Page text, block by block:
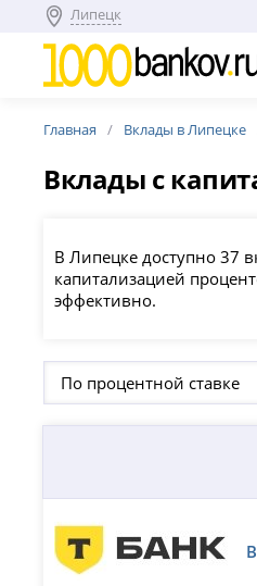
Липецк
Главная Вклады в Липецке
Вклады с
В Липецке доступно 37
капитализацией
эффективно.
По процентной ставке